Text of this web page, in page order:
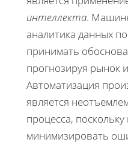
интеллекта.
аналитика данных
принимать
прогнозируя рынок
Автоматизация
является
процесса,
минимизировать